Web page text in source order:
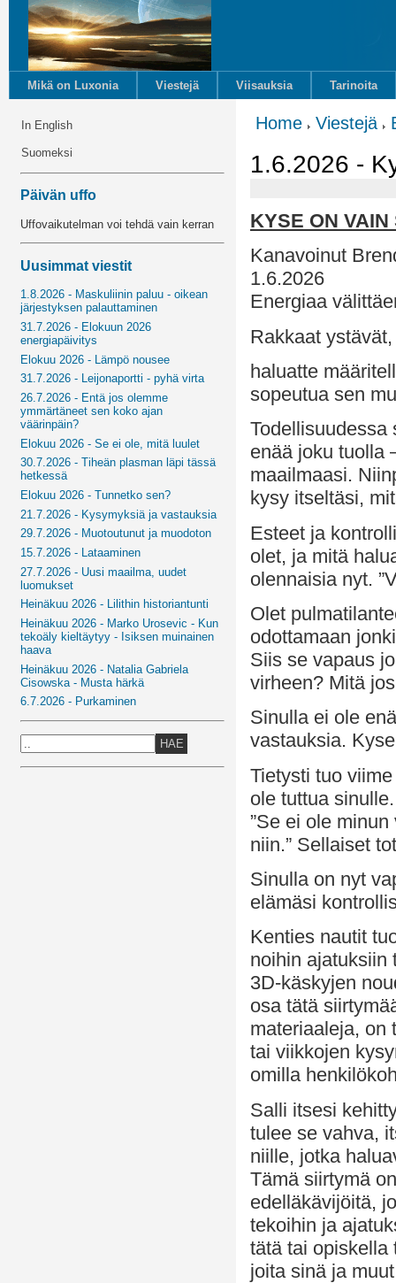
Mikä on Luxonia Viestejä Viisauksia Tarinoita
In English
Suomeksi
Päivän uffo
Uffovaikutelman voi tehdä vain kerran
Uusimmat viestit
1.8.2026 - Maskuliinin paluu - oikean
järjestyksen palauttaminen
31.7.2026 - Elokuun 2026
energiapäivitys
Elokuu 2026 - Lämpö nousee
31.7.2026 - Leijonaportti - pyhä virta
26.7.2026 - Entä jos olemme
ymmärtäneet sen koko ajan
väärinpäin?
Elokuu 2026 - Se ei ole, mitä luulet
30.7.2026 - Tiheän plasman läpi tässä
hetkessä
Elokuu 2026 - Tunnetko sen?
21.7.2026 - Kysymyksiä ja vastauksia
29.7.2026 - Muotoutunut ja muodoton
15.7.2026 - Lataaminen
27.7.2026 - Uusi maailma, uudet
luomukset
Heinäkuu 2026 - Lilithin historiantunti
Heinäkuu 2026 - Marko Urosevic - Kun
tekoäly kieltäytyy - Isiksen muinainen
haava
Heinäkuu 2026 - Natalia Gabriela
Cisowska - Musta härkä
6.7.2026 - Purkaminen
HAE
Home Viestejä
1.6.2026 -
KYSE ON VAIN
Kanavoinut
1.6.2026
Energiaa
Rakkaat ystävät,
haluatte
sopeutua sen
Todellisuudessa
enää joku tuolla
maailmaasi.
kysy itseltäsi,
Esteet ja
olet, ja mitä
olennaisia nyt.
Olet
odottamaan
Siis se vapaus
virheen? Mitä
Sinulla ei ole
vastauksia.
Tietysti tuo
ole tuttua
”Se ei ole
niin.” Sellaiset
Sinulla on nyt
elämäsi
Kenties nautit
noihin ajatuksiin
3D-käskyjen
osa tätä
materiaaleja, on
tai viikkojen
omilla
Salli itsesi
tulee se vahva,
niille, jotka
Tämä siirtymä
edelläkävijöitä,
tekoihin ja
tätä tai opiskella
joita sinä ja